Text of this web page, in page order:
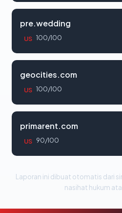
pre.wedding
US 100/100
geocities.com
US 100/100
primarent.com
US 90/100
Laporan ini dibuat otomatis dari
nasihat hukum